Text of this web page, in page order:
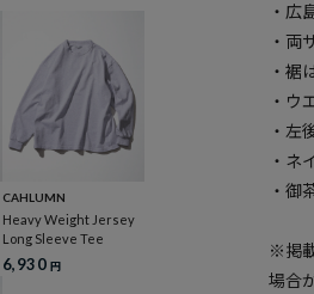
CAHLUMN
Heavy Weight Jersey
Long Sleeve Tee
6,930円
・広
・両
・裾
・ウ
・左
・ネ
・御
※掲
場合